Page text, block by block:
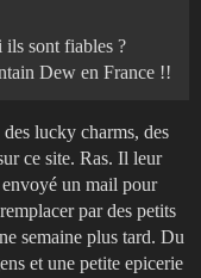
ils sont fiables ?
Dew en France !!
lucky charms, des
ce site. Ras. Il leur
un mail pour
par des petits
semaine plus tard. Du
et une petite epicerie